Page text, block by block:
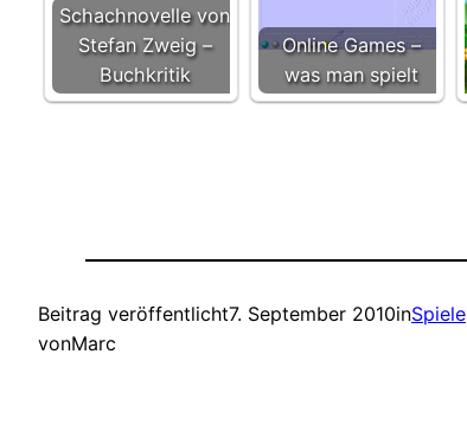
Schachnovelle von
Stefan Zweig –
Buchkritik
Online Games –
was man spielt
Beitrag veröffentlicht7. September 2010inSpiele
vonMarc